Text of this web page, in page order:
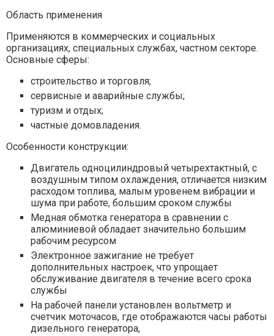
Область применения
Применяются в коммерческих и социальных
организациях, специальных службах, частном секторе.
Основные сферы:
строительство и торговля;
сервисные и аварийные службы;
туризм и отдых;
частные домовладения.
Особенности конструкции:
Двигатель одноцилиндровый четырехтактный, с
воздушным типом охлаждения, отличается низким
расходом топлива, малым уровенем вибрации и
шума при работе, большим сроком службы
Медная обмотка генератора в сравнении с
алюминиевой обладает значительно большим
рабочим ресурсом
Электронное зажигание не требует
дополнительных настроек, что упрощает
обслуживание двигателя в течение всего срока
службы
На рабочей панели установлен вольтметр и
счетчик моточасов, где отображаются часы работы
дизельного генератора,